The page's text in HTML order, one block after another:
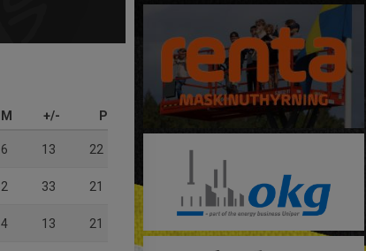
IM +/- P
13 22
33 21
13 21